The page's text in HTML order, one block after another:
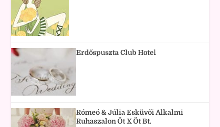
Erdőspuszta Club Hotel
Rómeó & Júlia Esküvői Alkalmi
Ruhaszalon Öt X Öt Bt.